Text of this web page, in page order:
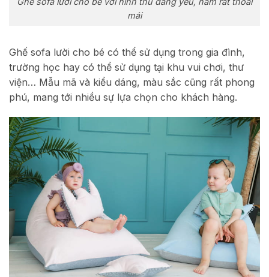
mái
Ghế sofa lười cho bé có thể sử dụng trong gia đình,
trường học hay có thể sử dụng tại khu vui chơi, thư
viện… Mẫu mã và kiểu dáng, màu sắc cũng rất phong
phú, mang tới nhiều sự lựa chọn cho khách hàng.